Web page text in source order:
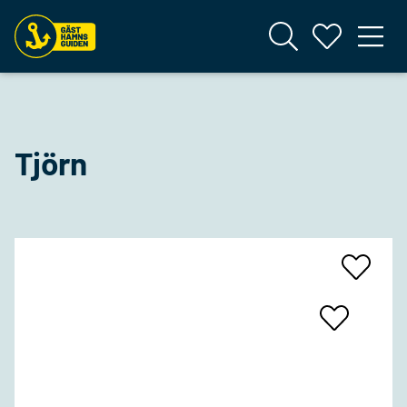
Tjörn
Add
To
Add
To